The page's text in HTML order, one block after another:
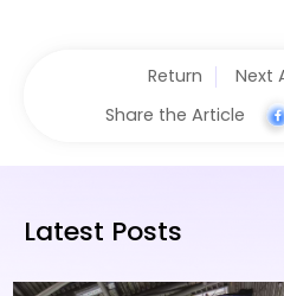
Return
Next
Share the Article
Latest Posts